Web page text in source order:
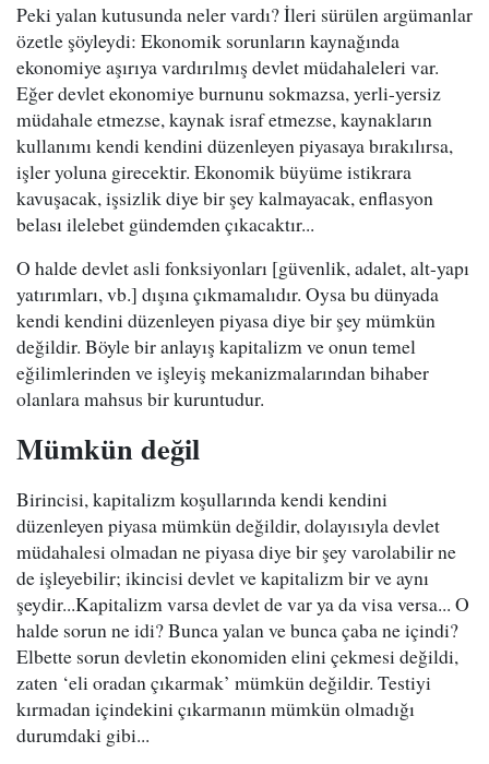
Peki yalan kutusunda neler vardı? İleri sürülen argümanlar
özetle şöyleydi: Ekonomik sorunların kaynağında
ekonomiye aşırıya vardırılmış devlet müdahaleleri var.
Eğer devlet ekonomiye burnunu sokmazsa, yerli-yersiz
müdahale etmezse, kaynak israf etmezse, kaynakların
kullanımı kendi kendini düzenleyen piyasaya bırakılırsa,
işler yoluna girecektir. Ekonomik büyüme istikrara
kavuşacak, işsizlik diye bir şey kalmayacak, enflasyon
belası ilelebet gündemden çıkacaktır...
O halde devlet asli fonksiyonları [güvenlik, adalet, alt-yapı
yatırımları, vb.] dışına çıkmamalıdır. Oysa bu dünyada
kendi kendini düzenleyen piyasa diye bir şey mümkün
değildir. Böyle bir anlayış kapitalizm ve onun temel
eğilimlerinden ve işleyiş mekanizmalarından bihaber
olanlara mahsus bir kuruntudur.
Mümkün değil
Birincisi, kapitalizm koşullarında kendi kendini
düzenleyen piyasa mümkün değildir, dolayısıyla devlet
müdahalesi olmadan ne piyasa diye bir şey varolabilir ne
de işleyebilir; ikincisi devlet ve kapitalizm bir ve aynı
şeydir...Kapitalizm varsa devlet de var ya da visa versa... O
halde sorun ne idi? Bunca yalan ve bunca çaba ne içindi?
Elbette sorun devletin ekonomiden elini çekmesi değildi,
zaten ‘eli oradan çıkarmak’ mümkün değildir. Testiyi
kırmadan içindekini çıkarmanın mümkün olmadığı
durumdaki gibi...